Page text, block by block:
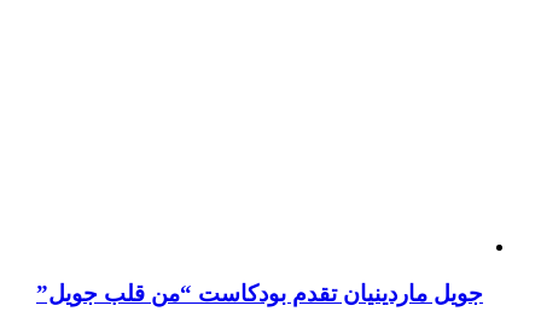
جويل ماردينيان تقدم بودكاست “من قلب جويل”